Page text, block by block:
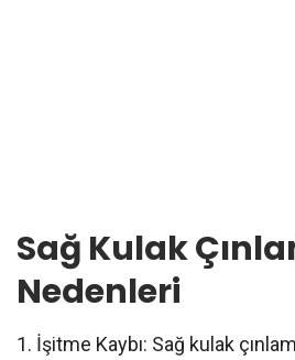
Sağ Kulak
Nedenleri
1. İşitme Kaybı: Sağ kulak